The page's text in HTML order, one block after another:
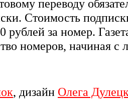
переводу
Стоимость
рублей за номер.
номеров, начиная с
, дизайн Олега